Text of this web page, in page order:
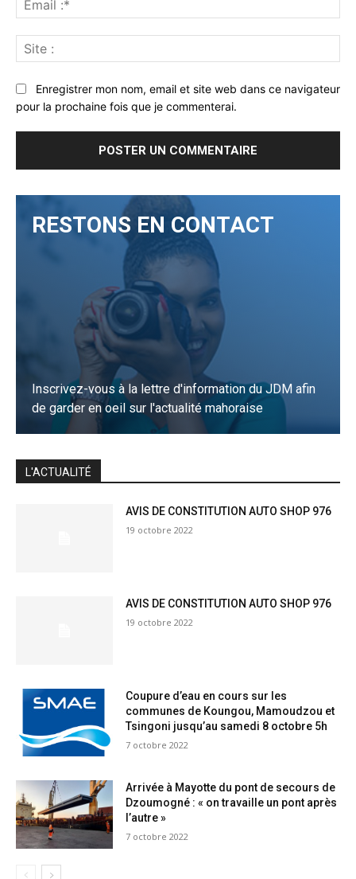
:*
:
Enregistrer mon nom, email et site web dans ce navigateur
pour la prochaine fois que je commenterai.
RESTONS EN CONTACT
Inscrivez-vous à la lettre d'information du JDM afin
de garder en oeil sur l'actualité mahoraise
JE M'INSCRIS
L'ACTUALITÉ
AVIS DE CONSTITUTION AUTO SHOP 976
19 octobre 2022
AVIS DE CONSTITUTION AUTO SHOP 976
19 octobre 2022
Coupure d’eau en cours sur les
communes de Koungou, Mamoudzou et
Tsingoni jusqu’au samedi 8 octobre 5h
7 octobre 2022
Arrivée à Mayotte du pont de secours de
Dzoumogné : « on travaille un pont après
l’autre »
7 octobre 2022